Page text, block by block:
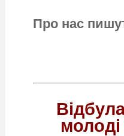
Про нас
молоді